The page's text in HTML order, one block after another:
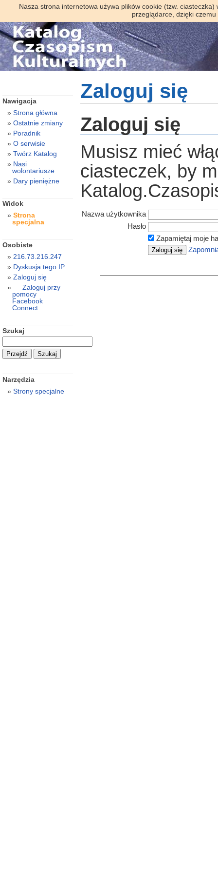
Nasza strona internetowa używa plików cookie (tzw.
przeglądarce, dzięki
Zaloguj się
Zaloguj się
Musisz mieć
ciasteczek, by
Nazwa użytkownika
Hasło
Zapamiętaj moje
Nawigacja
Strona główna
Ostatnie zmiany
Poradnik
O serwisie
Twórz Katalog
Nasi
wolontariusze
Dary pieniężne
Widok
Strona
specjalna
Osobiste
216.73.216.247
Dyskusja tego IP
Zaloguj się
Zaloguj przy
pomocy
Facebook
Connect
Szukaj
Narzędzia
Strony specjalne